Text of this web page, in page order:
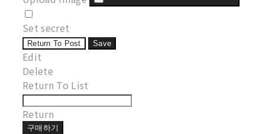
Set secret
Return To Post Save
Edit
Delete
Return To List
Return
구매하기